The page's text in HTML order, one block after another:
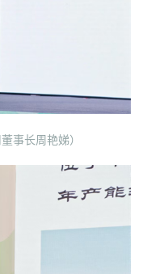
事长周艳娣）